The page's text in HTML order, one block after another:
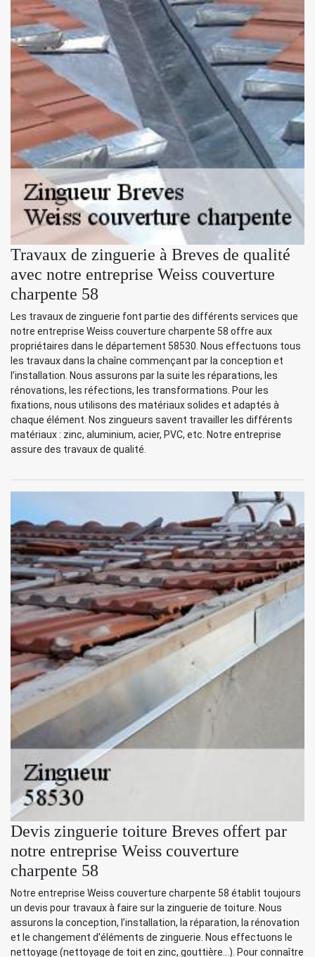
Travaux de zinguerie à Breves de qualité
avec notre entreprise Weiss couverture
charpente 58
Les travaux de zinguerie font partie des différents services que
notre entreprise Weiss couverture charpente 58 offre aux
propriétaires dans le département 58530. Nous effectuons tous
les travaux dans la chaîne commençant par la conception et
l’installation. Nous assurons par la suite les réparations, les
rénovations, les réfections, les transformations. Pour les
fixations, nous utilisons des matériaux solides et adaptés à
chaque élément. Nos zingueurs savent travailler les différents
matériaux : zinc, aluminium, acier, PVC, etc. Notre entreprise
assure des travaux de qualité.
Devis zinguerie toiture Breves offert par
notre entreprise Weiss couverture
charpente 58
Notre entreprise Weiss couverture charpente 58 établit toujours
un devis pour travaux à faire sur la zinguerie de toiture. Nous
assurons la conception, l’installation, la réparation, la rénovation
et le changement d’éléments de zinguerie. Nous effectuons le
nettoyage (nettoyage de toit en zinc, gouttière…). Pour connaître